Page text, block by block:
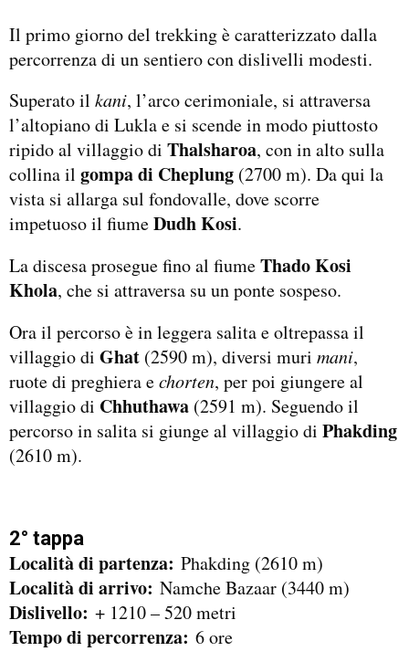
Il primo giorno del trekking è caratterizzato dalla
percorrenza di un sentiero con dislivelli modesti.
Superato il kani, l’arco cerimoniale, si attraversa
l’altopiano di Lukla e si scende in modo piuttosto
ripido al villaggio di Thalsharoa, con in alto sulla
collina il gompa di Cheplung (2700 m). Da qui la
vista si allarga sul fondovalle, dove scorre
impetuoso il fiumeDudh Kosi.
La discesa prosegue fino al fiumeThado Kosi
Khola, che si attraversa su un ponte sospeso.
Ora il percorso è in leggera salita e oltrepassa il
villaggio di Ghat (2590 m), diversi muri mani,
ruote di preghiera echorten, per poi giungere al
villaggio di Chhuthawa (2591 m). Seguendo il
percorso in salita si giunge al villaggio di Phakding
(2610 m).
2° tappa
Località di partenza: Phakding (2610 m)
Località di arrivo: Namche Bazaar (3440 m)
Dislivello: + 1210 – 520 metri
Tempo di percorrenza: 6 ore